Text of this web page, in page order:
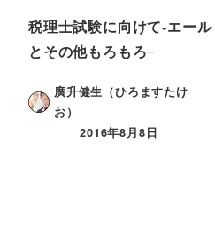
税理士試験に向けて-エール
とその他もろもろ−
廣升健生（ひろますたけ
お）
2016年8月8日